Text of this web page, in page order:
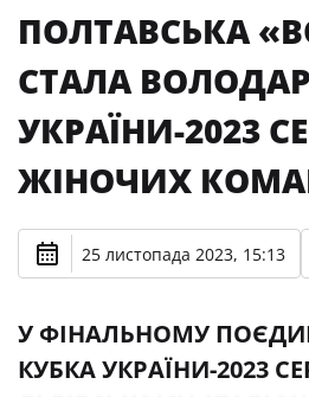
ПОЛТАВСЬКА
СТАЛА
УКРАЇНИ-2023
ЖІНОЧИХ
25 листопада 2023, 15:13
У ФІНАЛЬНОМУ
КУБКА УКРАЇНИ-2023